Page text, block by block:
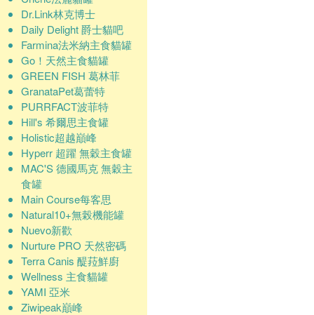
Dr.Link林克博士
Daily Delight 爵士貓吧
Farmina法米納主食貓罐
Go！天然主食貓罐
GREEN FISH 葛林菲
GranataPet葛蕾特
PURRFACT波菲特
Hill's 希爾思主食罐
Holistic超越巔峰
Hyperr 超躍 無穀主食罐
MAC'S 德國馬克 無穀主
食罐
Main Course每客思
Natural10+無榖機能罐
Nuevo新歡
Nurture PRO 天然密碼
Terra Canis 醍菈鮮廚
Wellness 主食貓罐
YAMI 亞米
Ziwipeak巔峰